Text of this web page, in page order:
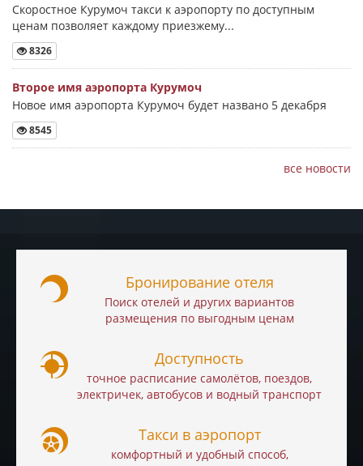
Скоростное Курумоч такси к аэропорту по доступным
ценам позволяет каждому приезжему...
8326
Второе имя аэропорта Курумоч
Новое имя аэропорта Курумоч будет названо 5 декабря
8545
все новости
Бронирование отеля
Поиск отелей и других вариантов
размещения по выгодным ценам
Доступность
точное расписание самолётов, поездов,
электричек, автобусов и водный транспорт
Такси в аэропорт
комфортный и удобный способ,